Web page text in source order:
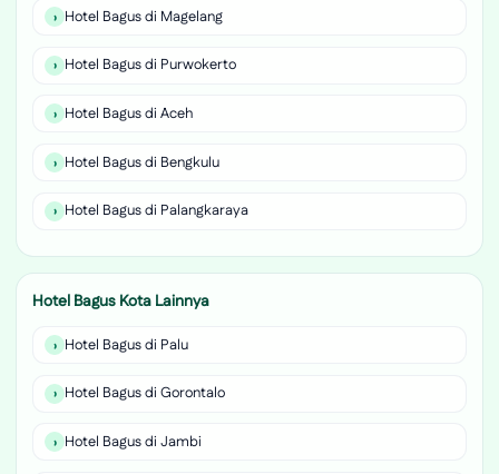
Hotel Bagus di Magelang
Hotel Bagus di Purwokerto
Hotel Bagus di Aceh
Hotel Bagus di Bengkulu
Hotel Bagus di Palangkaraya
Hotel Bagus Kota Lainnya
Hotel Bagus di Palu
Hotel Bagus di Gorontalo
Hotel Bagus di Jambi